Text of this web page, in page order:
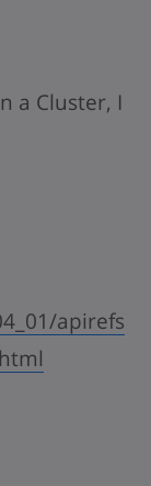
a Cluster, I
apirefs